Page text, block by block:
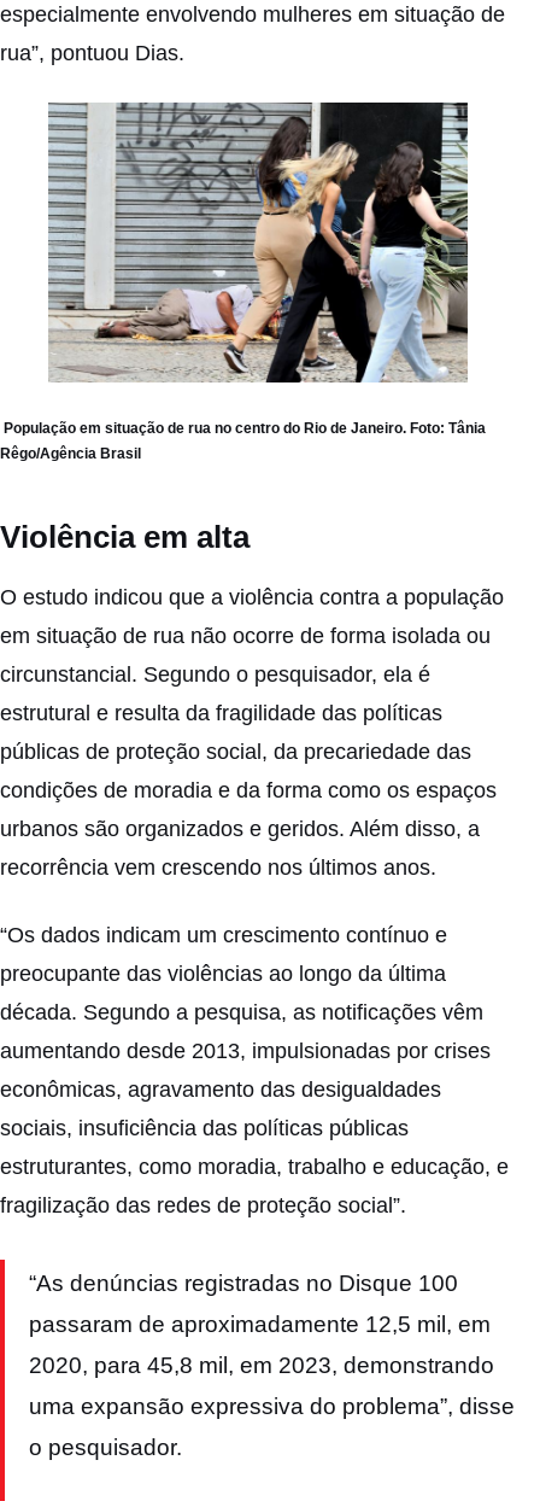
especialmente envolvendo mulheres em situação de
rua”, pontuou Dias.
População em situação de rua no centro do Rio de Janeiro. Foto: Tânia
Rêgo/Agência Brasil
Violência em alta
O estudo indicou que a violência contra a população
em situação de rua não ocorre de forma isolada ou
circunstancial. Segundo o pesquisador, ela é
estrutural e resulta da fragilidade das políticas
públicas de proteção social, da precariedade das
condições de moradia e da forma como os espaços
urbanos são organizados e geridos. Além disso, a
recorrência vem crescendo nos últimos anos.
“Os dados indicam um crescimento contínuo e
preocupante das violências ao longo da última
década. Segundo a pesquisa, as notificações vêm
aumentando desde 2013, impulsionadas por crises
econômicas, agravamento das desigualdades
sociais, insuficiência das políticas públicas
estruturantes, como moradia, trabalho e educação, e
fragilização das redes de proteção social”.
“As denúncias registradas no Disque 100
passaram de aproximadamente 12,5 mil, em
2020, para 45,8 mil, em 2023, demonstrando
uma expansão expressiva do problema”, disse
o pesquisador.